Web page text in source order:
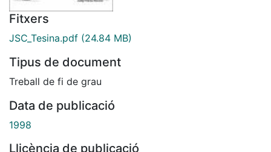
Fitxers
JSC_Tesina.pdf (24.84 MB)
Tipus de document
Treball de fi de grau
Data de publicació
1998
Llicència de publicació